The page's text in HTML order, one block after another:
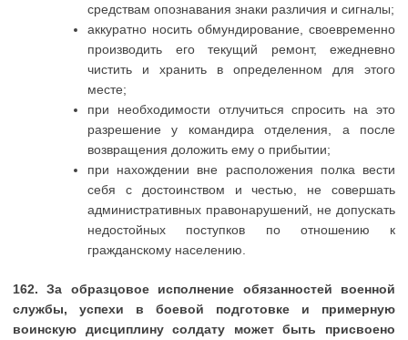
средствам опознавания знаки различия и сигналы;
аккуратно носить обмундирование, своевременно
производить его текущий ремонт, ежедневно
чистить и хранить в определенном для этого
месте;
при необходимости отлучиться спросить на это
разрешение у командира отделения, а после
возвращения доложить ему о прибытии;
при нахождении вне расположения полка вести
себя с достоинством и честью, не совершать
административных правонарушений, не допускать
недостойных поступков по отношению к
гражданскому населению.
162. За образцовое исполнение обязанностей военной
службы, успехи в боевой подготовке и примерную
воинскую дисциплину солдату может быть присвоено